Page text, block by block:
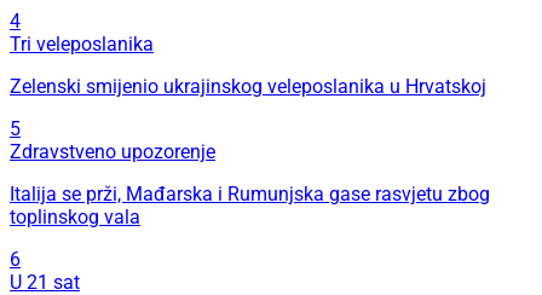
4
Tri veleposlanika
Zelenski smijenio ukrajinskog veleposlanika u Hrvatskoj
5
Zdravstveno upozorenje
Italija se prži, Mađarska i Rumunjska gase rasvjetu zbog
toplinskog vala
6
U 21 sat